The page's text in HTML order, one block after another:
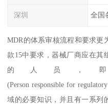
深圳 全国
MDR的体系审核流程和要求更
款15中要求，器械厂商应在其
的人员，
(Person responsible for
域的必要知识，并且有一系列